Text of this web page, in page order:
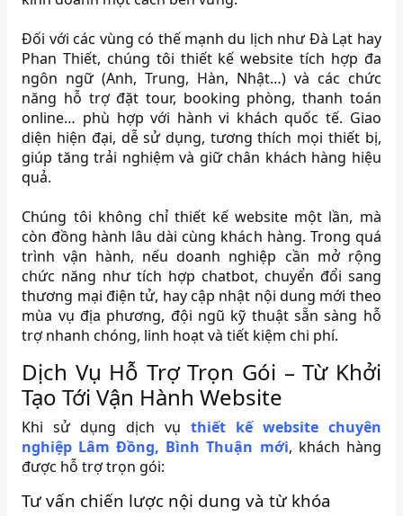
Đối với các vùng có thế mạnh du lịch như Đà Lạt hay
Phan Thiết, chúng tôi thiết kế website tích hợp đa
ngôn ngữ (Anh, Trung, Hàn, Nhật…) và các chức
năng hỗ trợ đặt tour, booking phòng, thanh toán
online… phù hợp với hành vi khách quốc tế. Giao
diện hiện đại, dễ sử dụng, tương thích mọi thiết bị,
giúp tăng trải nghiệm và giữ chân khách hàng hiệu
quả.
Chúng tôi không chỉ thiết kế website một lần, mà
còn đồng hành lâu dài cùng khách hàng. Trong quá
trình vận hành, nếu doanh nghiệp cần mở rộng
chức năng như tích hợp chatbot, chuyển đổi sang
thương mại điện tử, hay cập nhật nội dung mới theo
mùa vụ địa phương, đội ngũ kỹ thuật sẵn sàng hỗ
trợ nhanh chóng, linh hoạt và tiết kiệm chi phí.
Dịch Vụ Hỗ Trợ Trọn Gói – Từ Khởi
Tạo Tới Vận Hành Website
Khi sử dụng dịch vụ thiết kế website chuyên
nghiệp Lâm Đồng, Bình Thuận mới, khách hàng
được hỗ trợ trọn gói:
Tư vấn chiến lược nội dung và từ khóa